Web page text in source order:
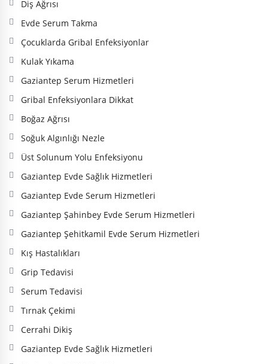
Diş Ağrısı
Evde Serum Takma
Çocuklarda Gribal Enfeksiyonlar
Kulak Yıkama
Gaziantep Serum Hizmetleri
Gribal Enfeksiyonlara Dikkat
Boğaz Ağrısı
Soğuk Algınlığı Nezle
Üst Solunum Yolu Enfeksiyonu
Gaziantep Evde Sağlık Hizmetleri
Gaziantep Evde Serum Hizmetleri
Gaziantep Şahinbey Evde Serum Hizmetleri
Gaziantep Şehitkamil Evde Serum Hizmetleri
Kış Hastalıkları
Grip Tedavisi
Serum Tedavisi
Tırnak Çekimi
Cerrahi Dikiş
Gaziantep Evde Sağlık Hizmetleri